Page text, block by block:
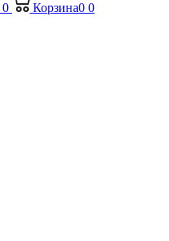
0 Корзина0 0